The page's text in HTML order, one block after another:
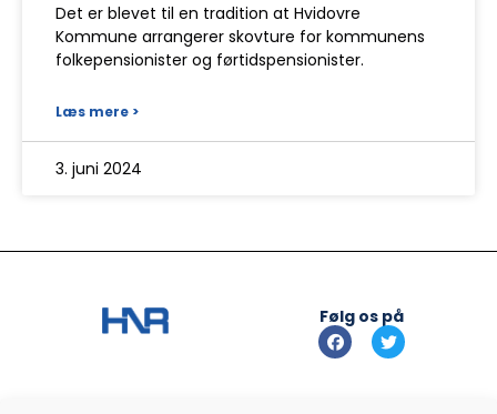
Det er blevet til en tradition at Hvidovre
Kommune arrangerer skovture for kommunens
folkepensionister og førtidspensionister.
Læs mere >
3. juni 2024
Følg os på